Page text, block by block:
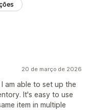
20 de março de 2026
am able to set up the
It's easy to use
item in multiple